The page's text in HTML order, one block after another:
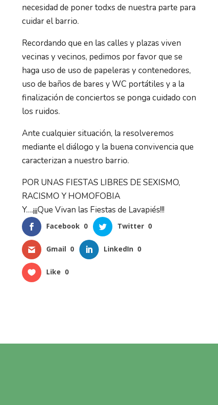
necesidad de poner todxs de nuestra parte para
cuidar el barrio.
Recordando que en las calles y plazas viven
vecinas y vecinos, pedimos por favor que se
haga uso de uso de papeleras y contenedores,
uso de baños de bares y WC portátiles y a la
finalización de conciertos se ponga cuidado con
los ruidos.
Ante cualquier situación, la resolveremos
mediante el diálogo y la buena convivencia que
caracterizan a nuestro barrio.
POR UNAS FIESTAS LIBRES DE SEXISMO,
RACISMO Y HOMOFOBIA
Y….¡¡¡Que Vivan las Fiestas de Lavapiés!!!
Facebook 0 Twitter 0
Gmail 0 LinkedIn 0
Like 0